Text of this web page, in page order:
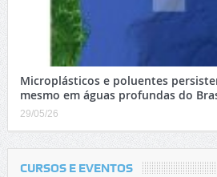
Microplásticos e poluentes
mesmo em águas profundas do
29/05/26
CURSOS E EVENTOS